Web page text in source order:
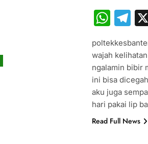
wajah
ngalamin bibir
ini bisa
aku juga
hari pakai lip
Read Full News